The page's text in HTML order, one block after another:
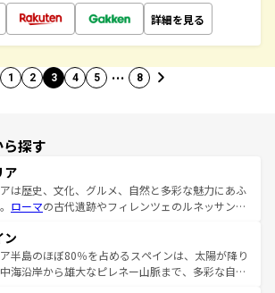
詳細を見る
1 2 3 4 5 … 8
探す
ア
は歴史、文化、グルメ、自然と多彩な魅力にあふ
ローマの古代遺跡やフィレンツェのルネッサンス
スカーナの美しい田園風景やアマルフィ海岸の絶
自然景観も見逃せない。観光の合間には、本場の
スタなど、絶品のイタリア料理を堪能することも
ン
半島のほぼ80％を占めるスペインは、太陽が降り
海沿岸から雄大なピレネー山脈まで、多彩な自然